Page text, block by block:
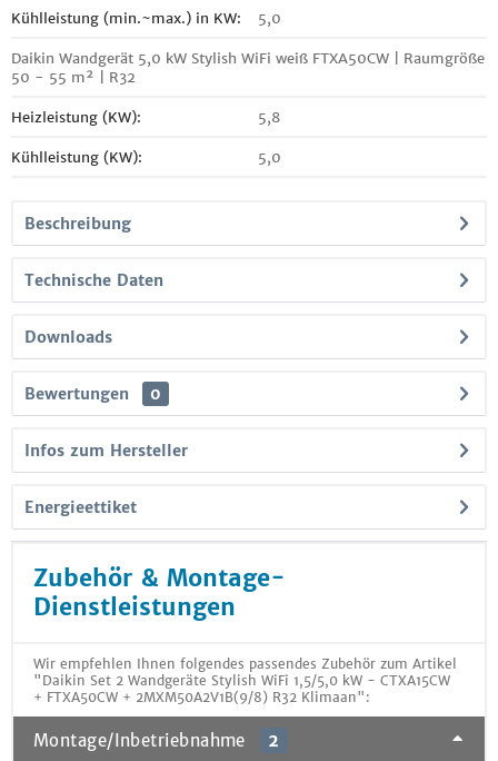
Kühlleistung (min.~max.) in KW: 5,0
Daikin Wandgerät 5,0 kW Stylish WiFi weiß FTXA50CW | Raumgröße
50 - 55 m² | R32
Heizleistung (KW): 5,8
Kühlleistung (KW): 5,0
Beschreibung
Technische Daten
Downloads
Bewertungen 0
Infos zum Hersteller
Energieettiket
Zubehör & Montage-
Dienstleistungen
Wir empfehlen Ihnen folgendes passendes Zubehör zum Artikel
"Daikin Set 2 Wandgeräte Stylish WiFi 1,5/5,0 kW - CTXA15CW
+ FTXA50CW + 2MXM50A2V1B(9/8) R32 Klimaan":
Montage/Inbetriebnahme 2